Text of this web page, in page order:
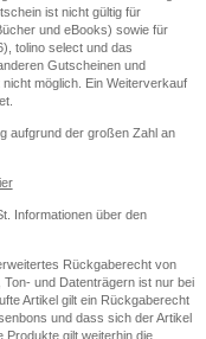
ist nicht gültig für
und eBooks) sowie für
tolino select und das
Gutscheinen und
möglich. Ein Weiterverkauf
aufgrund der großen Zahl an
Informationen über den
Rückgaberecht von
und Datenträgern ist nur bei
Artikel gilt ein Rückgaberecht
und dass sich der Artikel
Produkte gilt weiterhin die